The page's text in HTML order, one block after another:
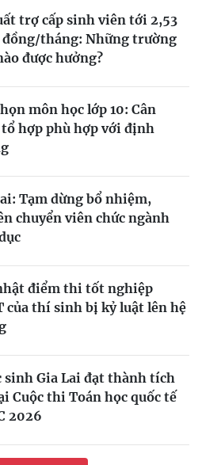
trợ cấp sinh viên tới 2,53
tháng: Những trường
được hưởng?
môn học lớp 10: Cân
hợp phù hợp với định
Tạm dừng bổ nhiệm,
chuyển viên chức ngành
điểm thi tốt nghiệp
của thí sinh bị kỷ luật lên hệ
sinh Gia Lai đạt thành tích
Cuộc thi Toán học quốc tế
2026